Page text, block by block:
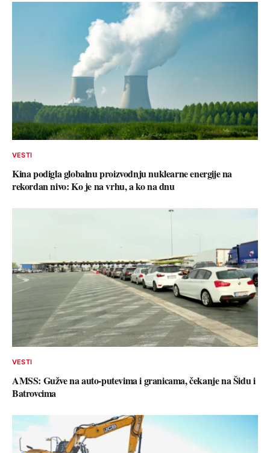
VESTI
Kina podigla globalnu proizvodnju nuklearne energije na
rekordan nivo: Ko je na vrhu, a ko na dnu
VESTI
AMSS: Gužve na auto-putevima i granicama, čekanje na Šidu i
Batrovcima